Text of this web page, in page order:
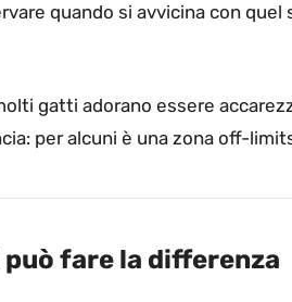
quando si avvicina con
gatti adorano essere
per alcuni è una zona off-
fare la differenza